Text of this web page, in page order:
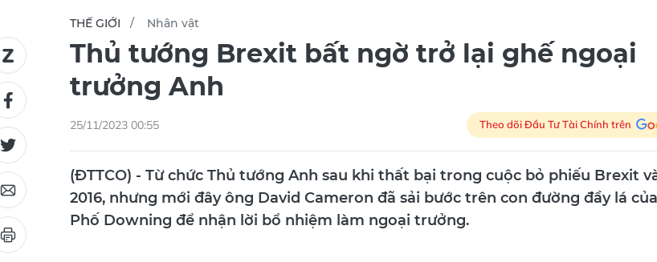
THẾ GIỚI Nhân vật
Thủ tướng Brexit bất ngờ trở lại ghế ngoại
trưởng Anh
25/11/2023 00:55 Theo dõi Đầu Tư Tài Chính trên
(ĐTTCO) - Từ chức Thủ tướng Anh sau khi thất bại trong cuộc bỏ phiếu Brexit
2016, nhưng mới đây ông David Cameron đã sải bước trên con đường đầy lá
Phố Downing để nhận lời bổ nhiệm làm ngoại trưởng.